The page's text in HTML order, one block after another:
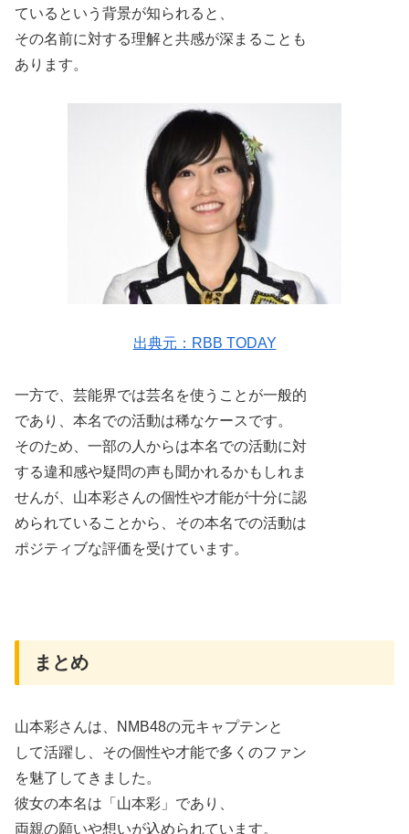
ているという背景が知られると、
その名前に対する理解と共感が深まることも
あります。
出典元：RBB TODAY
一方で、芸能界では芸名を使うことが一般的
であり、本名での活動は稀なケースです。
そのため、一部の人からは本名での活動に対
する違和感や疑問の声も聞かれるかもしれま
せんが、山本彩さんの個性や才能が十分に認
められていることから、その本名での活動は
ポジティブな評価を受けています。
まとめ
山本彩さんは、NMB48の元キャプテンと
して活躍し、その個性や才能で多くのファン
を魅了してきました。
彼女の本名は「山本彩」であり、
両親の願いや想いが込められています。